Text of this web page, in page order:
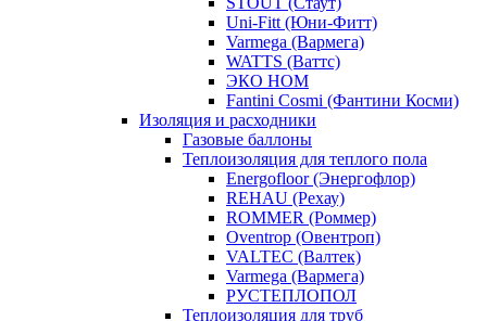
Uni-Fitt (Юни-Фитт)
Varmega (Вармега)
WATTS (Ваттс)
ЭКО НОМ
Fantini Cosmi (Фантини Косми)
Изоляция и расходники
Газовые баллоны
Теплоизоляция для теплого пола
Energofloor (Энергофлор)
REHAU (Рехау)
ROMMER (Роммер)
Oventrop (Овентроп)
VALTEC (Валтек)
Varmega (Вармега)
РУСТЕПЛОПОЛ
Теплоизоляция для труб